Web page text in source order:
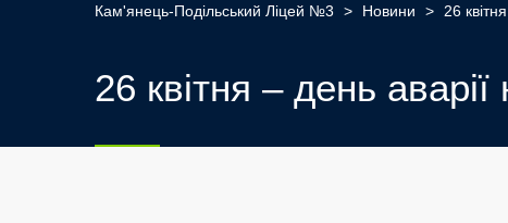
Кам'янець-Подільський Ліцей №3 > Новини > 26
26 квітня – день